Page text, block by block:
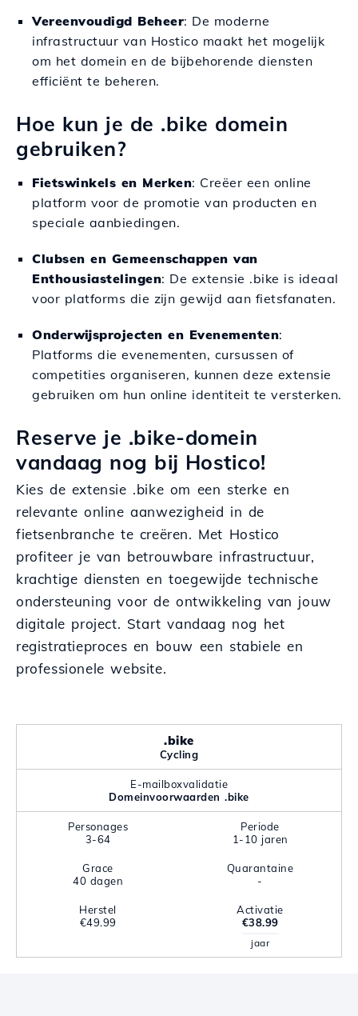
Vereenvoudigd Beheer: De moderne
infrastructuur van Hostico maakt het mogelijk
om het domein en de bijbehorende diensten
efficiënt te beheren.
Hoe kun je de .bike domein
gebruiken?
Fietswinkels en Merken: Creëer een online
platform voor de promotie van producten en
speciale aanbiedingen.
Clubsen en Gemeenschappen van
Enthousiastelingen: De extensie .bike is ideaal
voor platforms die zijn gewijd aan fietsfanaten.
Onderwijsprojecten en Evenementen:
Platforms die evenementen, cursussen of
competities organiseren, kunnen deze extensie
gebruiken om hun online identiteit te versterken.
Reserve je .bike-domein
vandaag nog bij Hostico!
Kies de extensie .bike om een sterke en
relevante online aanwezigheid in de
fietsenbranche te creëren. Met Hostico
profiteer je van betrouwbare infrastructuur,
krachtige diensten en toegewijde technische
ondersteuning voor de ontwikkeling van jouw
digitale project. Start vandaag nog het
registratieproces en bouw een stabiele en
professionele website.
.bike
Cycling
E-mailboxvalidatie
Domeinvoorwaarden .bike
Personages
3-64
Periode
1-10 jaren
Grace
40 dagen
Quarantaine
-
Herstel
€49.99
Activatie
€38.99
jaar